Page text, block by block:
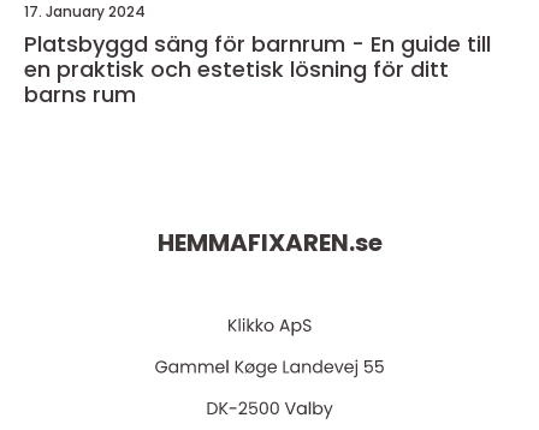
17. January 2024
Platsbyggd säng för barnrum - En guide till
en praktisk och estetisk lösning för ditt
barns rum
HEMMAFIXAREN.se